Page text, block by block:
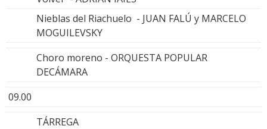
Nieblas del Riachuelo - JUAN FALÚ y MARCELO
MOGUILEVSKY
Choro moreno - ORQUESTA POPULAR
DECÁMARA
09.00
TÁRREGA